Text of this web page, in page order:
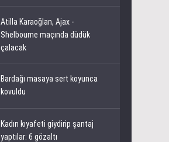
Atilla Karaoğlan, Ajax -
Shelbourne maçında düdük
çalacak
Bardağı masaya sert koyunca
kovuldu
Kadın kıyafeti giydirip şantaj
yaptılar: 6 gözaltı